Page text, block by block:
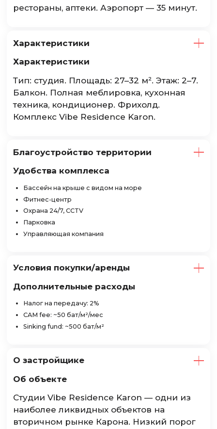
рестораны, аптеки. Аэропорт — 35 минут.
Характеристики
Характеристики
Тип: студия. Площадь: 27–32 м². Этаж: 2–7.
Балкон. Полная меблировка, кухонная
техника, кондиционер. Фрихолд.
Комплекс Vibe Residence Karon.
Благоустройство территории
Удобства комплекса
Бассейн на крыше с видом на море
Фитнес-центр
Охрана 24/7, CCTV
Парковка
Управляющая компания
Условия покупки/аренды
Дополнительные расходы
Налог на передачу: 2%
CAM fee: ~50 бат/м²/мес
Sinking fund: ~500 бат/м²
О застройщике
Об объекте
Студии Vibe Residence Karon — одни из
наиболее ликвидных объектов на
вторичном рынке Карона. Низкий порог